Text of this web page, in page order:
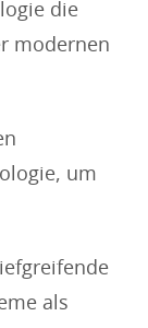
die
modernen
um
als